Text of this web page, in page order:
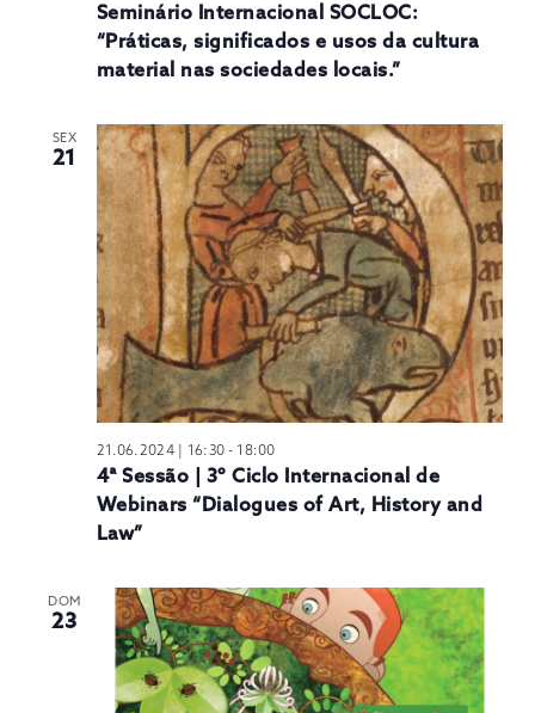
Seminário Internacional SOCLOC:
“Práticas, significados e usos da cultura
material nas sociedades locais.”
SEX
21
21.06.2024 | 16:30 - 18:00
4ª Sessão | 3º Ciclo Internacional de
Webinars “Dialogues of Art, History and
Law”
DOM
23